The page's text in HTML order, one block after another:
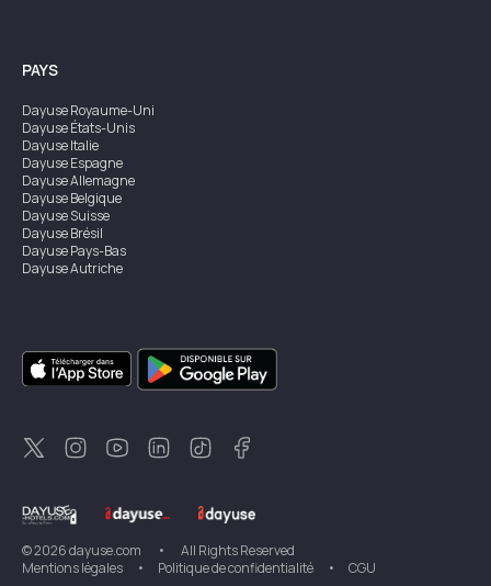
PAYS
DayuseRoyaume-Uni
DayuseÉtats-Unis
DayuseItalie
DayuseEspagne
DayuseAllemagne
DayuseBelgique
DayuseSuisse
DayuseBrésil
DayusePays-Bas
DayuseAutriche
DayuseSingapour
DayuseSuède
DayuseThaïlande
DayuseNouvelle-Zélande
DayuseTurquie
©2026dayuse.com •
All Rights Reserved
Mentions légales
• Politique de confidentialité • CGU